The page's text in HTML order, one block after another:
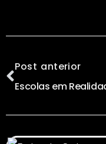
Post anterior